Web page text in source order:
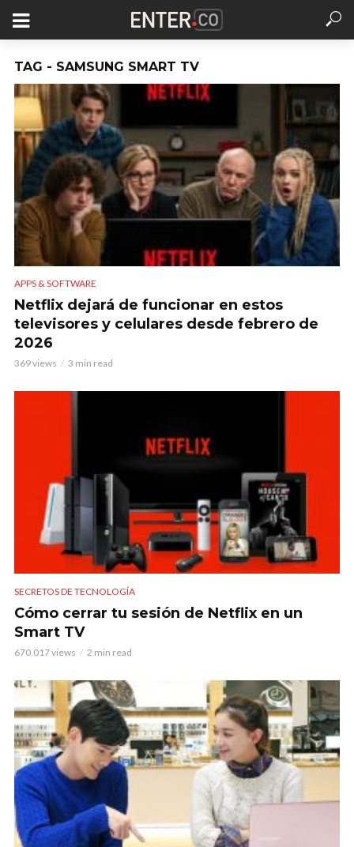
TAG - SAMSUNG SMART TV
APPS & SOFTWARE
Netflix dejará de funcionar en estos
televisores y celulares desde febrero de
2026
369 views 3 min read
SECRETOS DE TECNOLOGÍA
Cómo cerrar tu sesión de Netflix en un
Smart TV
670.017 views 2 min read